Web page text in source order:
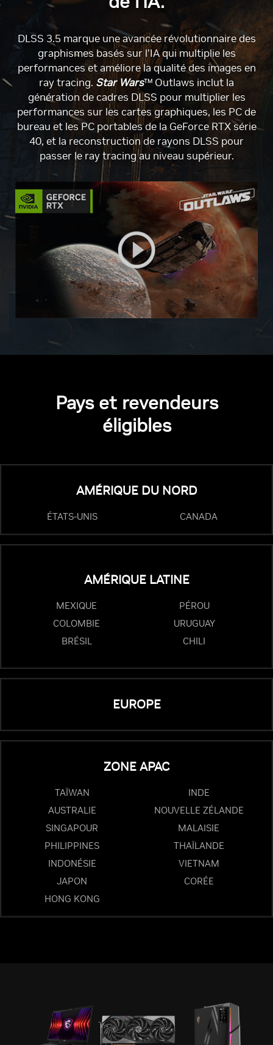
DLSS 3.5 marque une avancée révolutionnaire des
graphismes basés sur l’IA qui multiplie les
performances et améliore la qualité des images en
ray tracing. Star Wars™ Outlaws inclut la
génération de cadres DLSS pour multiplier les
performances sur les cartes graphiques, les PC de
bureau et les PC portables de la GeForce RTX série
40, et la reconstruction de rayons DLSS pour
passer le ray tracing au niveau supérieur.
Pays et revendeurs
éligibles
AMÉRIQUE DU NORD
ÉTATS-UNIS CANADA
AMÉRIQUE LATINE
MEXIQUE
PÉROU
COLOMBIE
URUGUAY
BRÉSIL
CHILI
EUROPE
ZONE APAC
TAÏWAN
INDE
AUSTRALIE
NOUVELLE ZÉLANDE
SINGAPOUR
MALAISIE
PHILIPPINES
THAÏLANDE
INDONÉSIE
VIETNAM
JAPON
CORÉE
HONG KONG